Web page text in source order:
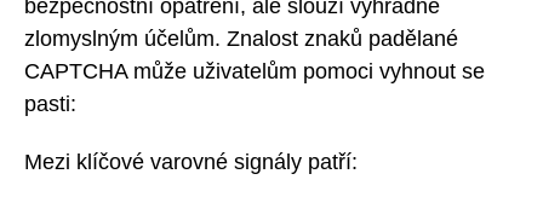
bezpečnostní opatření, ale slouží výhradně
zlomyslným účelům. Znalost znaků padělané
CAPTCHA může uživatelům pomoci vyhnout se
pasti:
Mezi klíčové varovné signály patří: